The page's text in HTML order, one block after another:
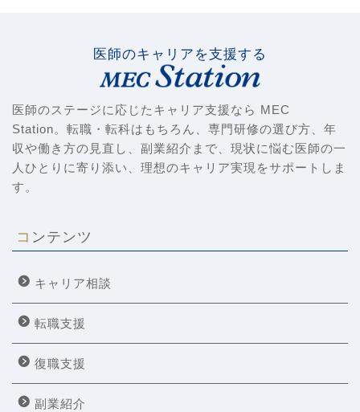
医師のキャリアを支援する
医師のステージに応じたキャリア支援なら MEC
Station。転職・転科はもちろん、専門研修の選び方、年
収や働き方の見直し、副業紹介まで、現状に悩む医師の一
人ひとりに寄り添い、理想のキャリア実現をサポートしま
す。
コンテンツ
キャリア相談
転職支援
復職支援
副業紹介